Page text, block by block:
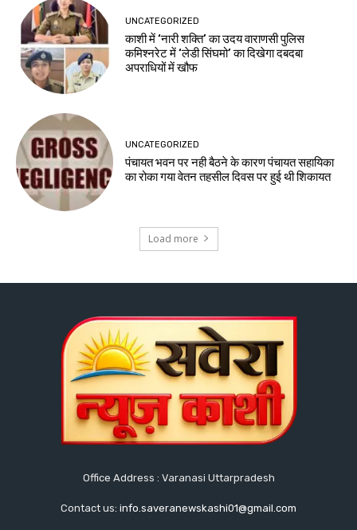
UNCATEGORIZED
काशी में ‘नारी शक्ति’ का उदय वाराणसी पुलिस
कमिश्नरेट में ‘लेडी सिंघमो’ का दिखेगा दबदबा
अपराधियों में खौफ
UNCATEGORIZED
पंचायत भवन पर नही बैठने के कारण पंचायत सहायिका
का रोका गया वेतन तहसील दिवस पर हुई थी शिकायत
Load more
Office Address : Varanasi Uttarpradesh
Contact us: info.saveranewskashi01@gmail.com